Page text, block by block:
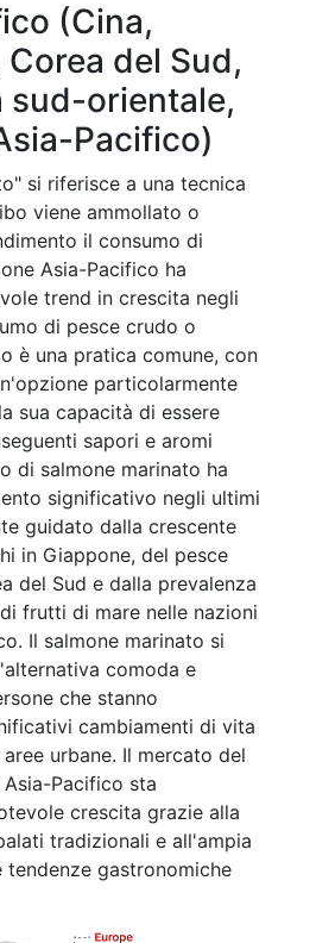
(Cina,
del Sud,
sud-orientale,
Pacifico)
si riferisce a una tecnica
viene ammollato o
il consumo di
Asia-Pacifico ha
trend in crescita negli
di pesce crudo o
è una pratica comune, con
particolarmente
sua capacità di essere
sapori e aromi
di salmone marinato ha
significativo negli ultimi
guidato dalla crescente
in Giappone, del pesce
del Sud e dalla prevalenza
frutti di mare nelle nazioni
Il salmone marinato si
comoda e
che stanno
cambiamenti di vita
urbane. Il mercato del
Pacifico sta
crescita grazie alla
tradizionali e all'ampia
tendenze gastronomiche